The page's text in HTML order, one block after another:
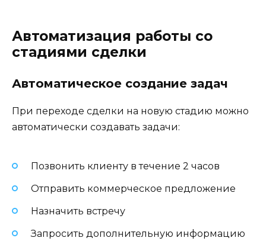
Автоматизация работы со
стадиями сделки
Автоматическое создание задач
При переходе сделки на новую стадию можно
автоматически создавать задачи:
Позвонить клиенту в течение 2 часов
Отправить коммерческое предложение
Назначить встречу
Запросить дополнительную информацию